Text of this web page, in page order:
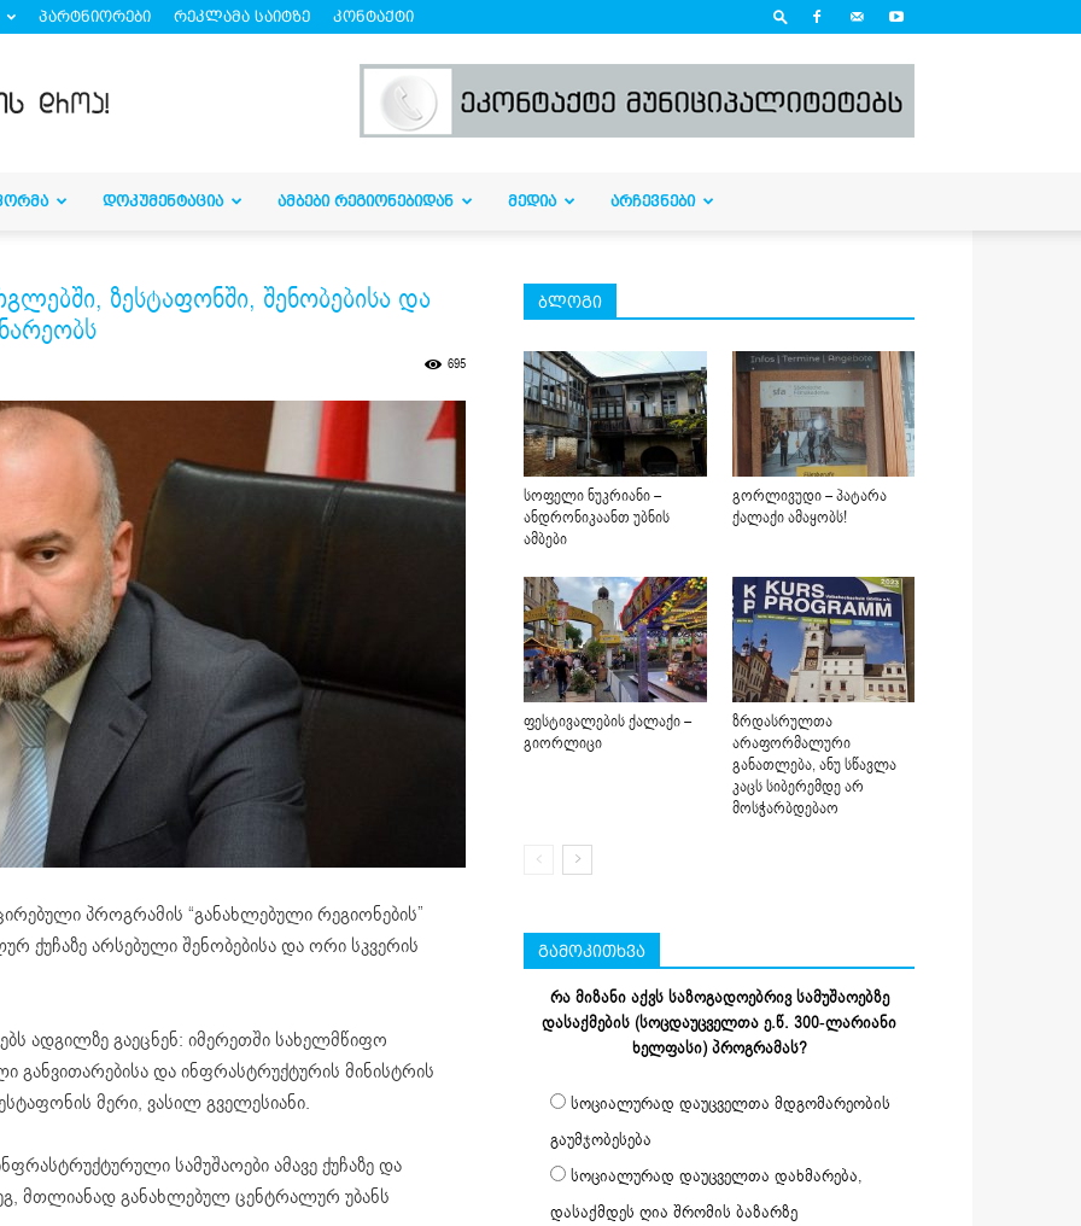
პარტნიორები რეკლამა საიტზე კონტაქტი
ᲓᲝᲙᲣᲛᲔᲜᲢᲐᲪᲘᲐ ᲐᲛᲑᲔᲑᲘ ᲠᲔᲒᲘᲝᲜᲔᲑᲘᲓᲐᲜ ᲛᲔᲓᲘᲐ ᲐᲠᲩᲔᲕᲜᲔᲑᲘ
ზესტაფონში, შენობებისა და
695
პროგრამის “განახლებული რეგიონების”
ქუჩაზე არსებული შენობებისა და ორი სკვერის
ადგილზე გაეცნენ: იმერეთში სახელმწიფო
განვითარებისა და ინფრასტრუქტურის მინისტრის
მერი, ვასილ გველესიანი.
სამუშაოები ამავე ქუჩაზე და
მთლიანად განახლებულ ცენტრალურ უბანს
ბლოგი
სოფელი ნუკრიანი –
ანდრონიკაანთ უბნის
ამბები
გორლივუდი – პატარა
ქალაქი ამაყობს!
ფესტივალების ქალაქი –
გიორლიცი
ზრდასრულთა
არაფორმალური
განათლება, ანუ სწავლა
კაცს სიბერემდე არ
მოსჭარბდებაო
გამოკითხვა
რა მიზანი აქვს საზოგადოებრივ სამუშაოებზე
დასაქმების (სოცდაუცველთა ე.წ. 300-ლარიანი
ხელფასი) პროგრამას?
სოციალურად დაუცველთა მდგომარეობის
გაუმჯობესება
სოციალურად დაუცველთა დახმარება,
დასაქმდეს ღია შრომის ბაზარზე